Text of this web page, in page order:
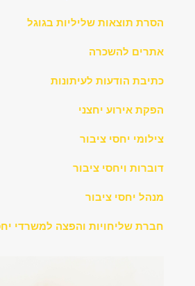
הסרת תוצאות שליליות בגוגל
אתרים להשכרה
כתיבת הודעות לעיתונות
הפקת אירוע יחצני
צילומי יחסי ציבור
דוברות ויחסי ציבור
מנהל יחסי ציבור
חברת שליחויות והפצה למשרדי